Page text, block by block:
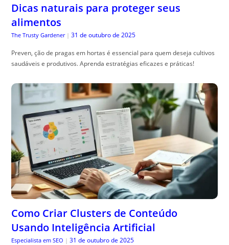
Dicas naturais para proteger seus
alimentos
The Trusty Gardener | 31 de outubro de 2025
Preven, ção de pragas em hortas é essencial para quem deseja cultivos
saudáveis e produtivos. Aprenda estratégias eficazes e práticas!
Como Criar Clusters de Conteúdo
Usando Inteligência Artificial
Especialista em SEO | 31 de outubro de 2025